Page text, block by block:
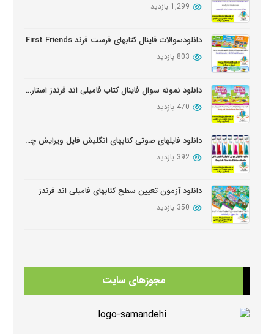
دانلود سوالات کتابهای Oxford Discover
1,299 بازدید
دانلودسوالات فاینال کتابهای فرست فرند First Friends
803 بازدید
دانلود نمونه سوال فاینال کتاب فامیلی اند فرندز استارتر ویرایش دوم
470 بازدید
دانلود فایلهای صوتی کتابهای انگلیش فایل ویرایش چهارم English File Edition Audio
392 بازدید
دانلود آزمون تعیین سطح کتابهای فامیلی اند فرندز
350 بازدید
دانلود کتابهای Beehive
مجوزهای سایت